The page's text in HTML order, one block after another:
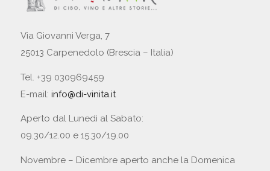
Via Giovanni Verga, 7
25013 Carpenedolo (Brescia – Italia)
Tel. +39 030969459
E-mail: info@di-vinita.it
Aperto dal Lunedì al Sabato:
09.30/12.00 e 15.30/19.00
Novembre – Dicembre aperto anche la Domenica